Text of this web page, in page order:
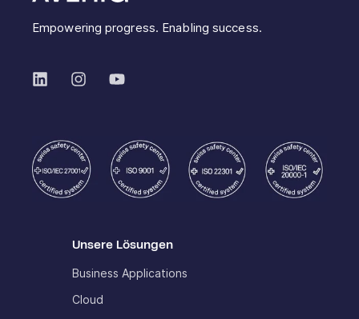
Empowering progress. Enabling success.
Unsere Lösungen
Business Applications
Cloud